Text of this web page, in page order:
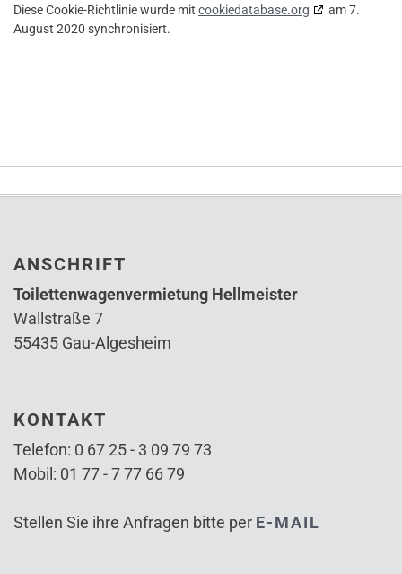
Diese Cookie-Richtlinie wurde mit cookiedatabase.org
am 7.
August 2020 synchronisiert.
ANSCHRIFT
Toilettenwagenvermietung Hellmeister
Wallstraße 7
55435 Gau-Algesheim
KONTAKT
Telefon: 0 67 25 - 3 09 79 73
Mobil: 01 77 - 7 77 66 79
Stellen Sie ihre Anfragen bitte per E-MAIL